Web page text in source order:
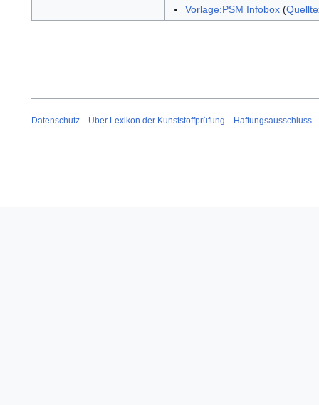
Vorlage:PSM Infobox(
Datenschutz Über Lexikon der Kunststoffprüfung Haftungsausschluss